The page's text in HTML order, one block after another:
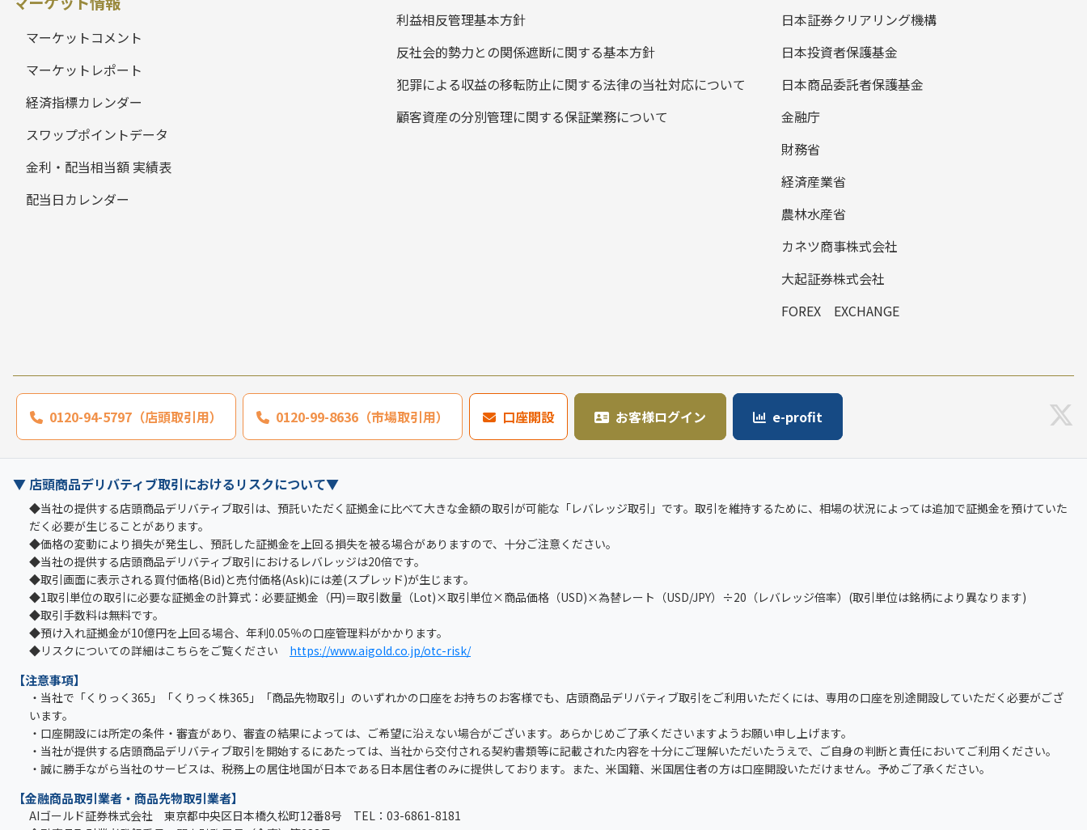
マーケットコメント
マーケットレポート
経済指標カレンダー
スワップポイントデータ
金利・配当相当額 実績表
配当日カレンダー
利益相反管理基本方針
反社会的勢力との関係遮断に関する基本方針
犯罪による収益の移転防止に関する法律の当社対応について
顧客資産の分別管理に関する保証業務について
日本証券クリアリング機構
日本投資者保護基金
日本商品委託者保護基金
金融庁
財務省
経済産業省
農林水産省
カネツ商事株式会社
大起証券株式会社
FOREX EXCHANGE
0120-94-5797（店頭取引用） 0120-99-8636（市場取引用） 口座開設 お客様ログイン e-profit
▼ 店頭商品デリバティブ取引におけるリスクについて▼
◆当社の提供する店頭商品デリバティブ取引は、預託いただく証拠金に比べて大きな金額の取引が可能な「レバレッジ取引」です。取引を維持するために、相場の状況によっては追加で証拠金を預けていた
だく必要が生じることがあります。
◆価格の変動により損失が発生し、預託した証拠金を上回る損失を被る場合がありますので、十分ご注意ください。
◆当社の提供する店頭商品デリバティブ取引におけるレバレッジは20倍です。
◆取引画面に表示される買付価格(Bid)と売付価格(Ask)には差(スプレッド)が生じます。
◆1取引単位の取引に必要な証拠金の計算式：必要証拠金（円)＝取引数量（Lot)×取引単位×商品価格（USD)×為替レート（USD/JPY）÷20（レバレッジ倍率）(取引単位は銘柄により異なります)
◆取引手数料は無料です。
◆預け入れ証拠金が10億円を上回る場合、年利0.05％の口座管理料がかかります。
◆リスクについての詳細はこちらをご覧ください https://www.aigold.co.jp/otc-risk/
【注意事項】
・当社で「くりっく365」「くりっく株365」「商品先物取引」のいずれかの口座をお持ちのお客様でも、店頭商品デリバティブ取引をご利用いただくには、専用の口座を別途開設していただく必要がござ
います。
・口座開設には所定の条件・審査があり、審査の結果によっては、ご希望に沿えない場合がございます。あらかじめご了承くださいますようお願い申し上げます。
・当社が提供する店頭商品デリバティブ取引を開始するにあたっては、当社から交付される契約書類等に記載された内容を十分にご理解いただいたうえで、ご自身の判断と責任においてご利用ください。
・誠に勝手ながら当社のサービスは、税務上の居住地国が日本である日本居住者のみに提供しております。また、米国籍、米国居住者の方は口座開設いただけません。予めご了承ください。
【金融商品取引業者・商品先物取引業者】
AIゴールド証券株式会社 東京都中央区日本橋久松町12番8号 TEL：03-6861-8181